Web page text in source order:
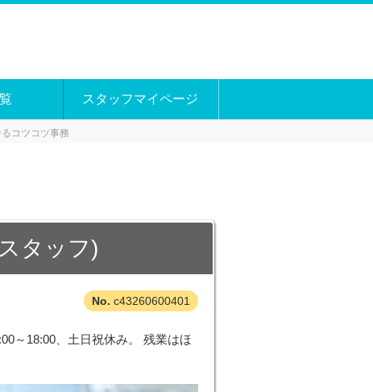
スタッフマイページ
コツコツ事務
タッフ)
c43260600401
～18:00、土日祝休み。 残業はほ